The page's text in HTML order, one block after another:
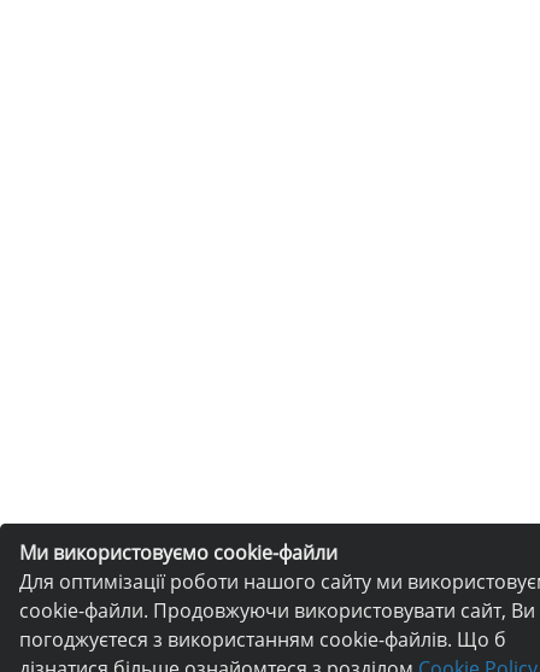
Ми використовуємо cookie-файли
Для оптимізації роботи нашого сайту ми
cookie-файли. Продовжуючи використовувати сайт, Ви
погоджуєтеся з використанням cookie-файлів. Що б